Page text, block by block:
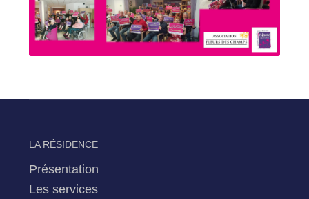
LA RÉSIDENCE
Présentation
Les services